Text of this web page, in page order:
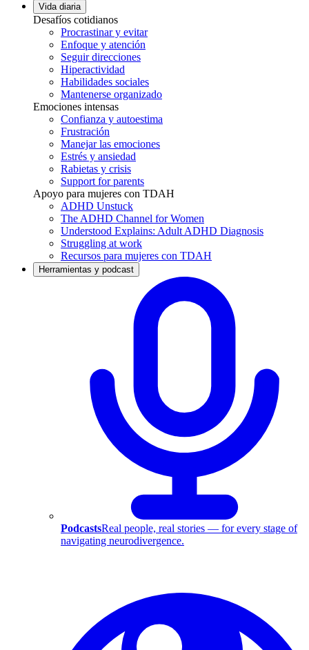
Vida diaria
Desafíos cotidianos
Procrastinar y evitar
Enfoque y atención
Seguir direcciones
Hiperactividad
Habilidades sociales
Mantenerse organizado
Emociones intensas
Confianza y autoestima
Frustración
Manejar las emociones
Estrés y ansiedad
Rabietas y crisis
Support for parents
Apoyo para mujeres con TDAH
ADHD Unstuck
The ADHD Channel for Women
Understood Explains: Adult ADHD Diagnosis
Struggling at work
Recursos para mujeres con TDAH
Herramientas y podcast
PodcastsReal people, real stories — for every stage of
navigating neurodivergence.